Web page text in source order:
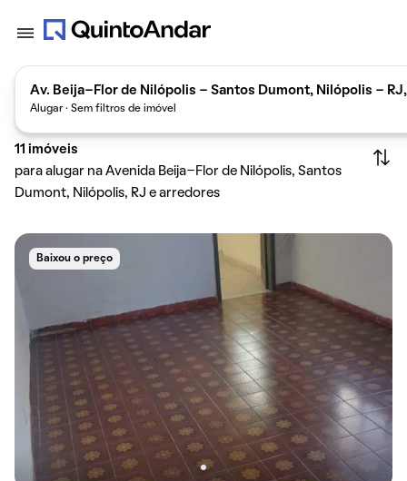
Av. Beija-Flor de Nilópolis - Santos Dumont, Nilópolis -
Alugar · Sem filtros de imóvel
11 imóveis
para alugar na Avenida Beija-Flor de Nilópolis, Santos
Dumont, Nilópolis, RJ e arredores
Baixou o preço